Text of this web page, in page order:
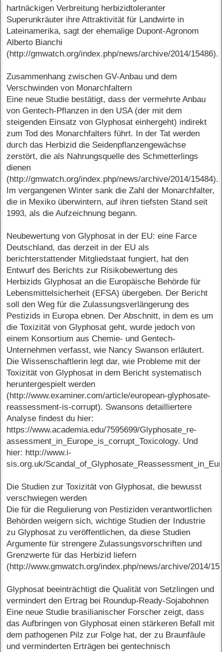
hartnäckigen Verbreitung herbizidtoleranter
Superunkräuter ihre Attraktivität für Landwirte in
Lateinamerika, sagt der ehemalige Dupont-Agronom
Alberto Bianchi
(http://gmwatch.org/index.php/news/archive/2014/15486).
Zusammenhang zwischen GV-Anbau und dem
Verschwinden von Monarchfaltern
Eine neue Studie bestätigt, dass der vermehrte Anbau
von Gentech-Pflanzen in den USA (der mit dem
steigenden Einsatz von Glyphosat einhergeht) indirekt
zum Tod des Monarchfalters führt. In der Tat werden
durch das Herbizid die Seidenpflanzengewächse
zerstört, die als Nahrungsquelle des Schmetterlings
dienen
(http://gmwatch.org/index.php/news/archive/2014/15484).
Im vergangenen Winter sank die Zahl der Monarchfalter,
die in Mexiko überwintern, auf ihren tiefsten Stand seit
1993, als die Aufzeichnung begann.
Neubewertung von Glyphosat in der EU: eine Farce
Deutschland, das derzeit in der EU als
berichterstattender Mitgliedstaat fungiert, hat den
Entwurf des Berichts zur Risikobewertung des
Herbizids Glyphosat an die Europäische Behörde für
Lebensmittelsicherheit (EFSA) übergeben. Der Bericht
soll den Weg für die Zulassungsverlängerung des
Pestizids in Europa ebnen. Der Abschnitt, in dem es um
die Toxizität von Glyphosat geht, wurde jedoch von
einem Konsortium aus Chemie- und Gentech-
Unternehmen verfasst, wie Nancy Swanson erläutert.
Die Wissenschaftlerin legt dar, wie Probleme mit der
Toxizität von Glyphosat in dem Bericht systematisch
heruntergespielt werden
(http://www.examiner.com/article/european-glyphosate-
reassessment-is-corrupt). Swansons detailliertere
Analyse findest du hier:
https://www.academia.edu/7595699/Glyphosate_re-
assessment_in_Europe_is_corrupt_Toxicology. Und
hier: http://www.i-
sis.org.uk/
Die Studien zur Toxizität von Glyphosat, die bewusst
verschwiegen werden
Die für die Regulierung von Pestiziden verantwortlichen
Behörden weigern sich, wichtige Studien der Industrie
zu Glyphosat zu veröffentlichen, da diese Studien
Argumente für strengere Zulassungsvorschriften und
Grenzwerte für das Herbizid liefern
(http://www.gmwatch.org/index.php/news/archive/2014/
Glyphosat beeinträchtigt die Qualität von Setzlingen und
vermindert den Ertrag bei Roundup-Ready-Sojabohnen
Eine neue Studie brasilianischer Forscher zeigt, dass
das Aufbringen von Glyphosat einen stärkeren Befall mit
dem pathogenen Pilz zur Folge hat, der zu Braunfäule
und verminderten Erträgen bei gentechnisch